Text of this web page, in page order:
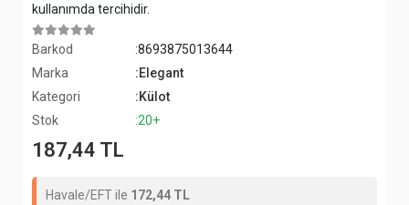
kullanımda tercihidir.
Barkod
:8693875013644
Marka
:Elegant
Kategori
:Külot
Stok
:20+
187,44 TL
Havale/EFT ile 172,44 TL